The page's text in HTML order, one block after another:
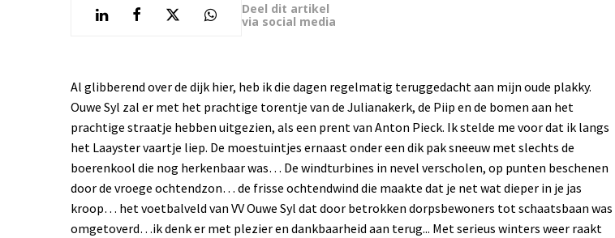
Deel dit artikel
via social media
Al glibberend over de dijk hier, heb ik die dagen regelmatig teruggedacht aan mijn oude plakky.
Ouwe Syl zal er met het prachtige torentje van de Julianakerk, de Piip en de bomen aan het
prachtige straatje hebben uitgezien, als een prent van Anton Pieck. Ik stelde me voor dat ik langs
het Laayster vaartje liep. De moestuintjes ernaast onder een dik pak sneeuw met slechts de
boerenkool die nog herkenbaar was… De windturbines in nevel verscholen, op punten beschenen
door de vroege ochtendzon… de frisse ochtendwind die maakte dat je net wat dieper in je jas
kroop… het voetbalveld van VV Ouwe Syl dat door betrokken dorpsbewoners tot schaatsbaan was
omgetoverd…ik denk er met plezier en dankbaarheid aan terug... Met serieus winters weer raakt